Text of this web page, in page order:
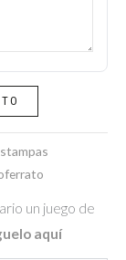
un juego de
aquí